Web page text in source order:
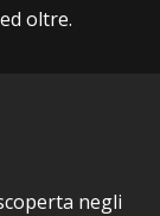
oltre.
negli